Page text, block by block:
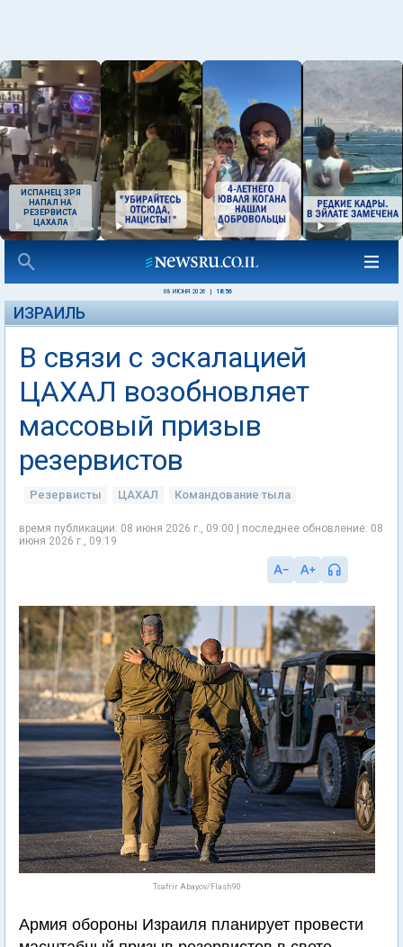
ИСПАНЕЦ ЗРЯ
НАПАЛ НА
РЕЗЕРВИСТА
ЦАХАЛА
08 ИЮНЯ 2026 18:56
ИЗРАИЛЬ
В связи с эскалацией
ЦАХАЛ возобновляет
массовый призыв
резервистов
Резервисты ЦАХАЛ Командование тыла
время публикации: 08 июня 2026 г., 09:00 | последнее обновление: 08
июня 2026 г., 09:19
Tsafrir Abayov/Flash90
Армия обороны Израиля планирует провести